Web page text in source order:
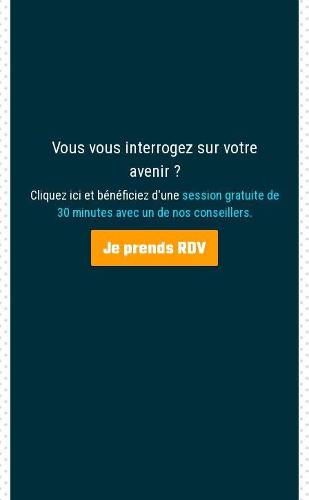
Vous vous interrogez sur votre
avenir ?
Cliquez ici et bénéficiez d'une session gratuite de
30 minutes avec un de nos conseillers.
Je prends RDV